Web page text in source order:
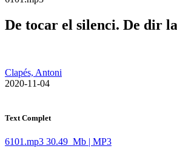
De tocar el silenci. De dir
Clapés, Antoni
​ 2020-11-04
Text Complet
6101.mp3 30.49 Mb | MP3